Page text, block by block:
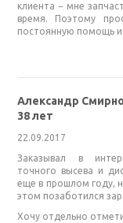
клиента − мне
время. Поэтому
постоянную помощь
Александр
38 лет
22.09.2017
Заказывал в
точного высева и
еще в прошлом году,
этом позаботился
Хочу отдельно